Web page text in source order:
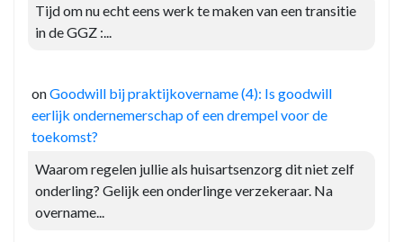
Tijd om nu echt eens werk te maken van een transitie
in de GGZ :...
onGoodwill bij praktijkovername (4): Is goodwill
eerlijk ondernemerschap of een drempel voor de
toekomst?
Waarom regelen jullie als huisartsenzorg dit niet zelf
onderling? Gelijk een onderlinge verzekeraar. Na
overname...